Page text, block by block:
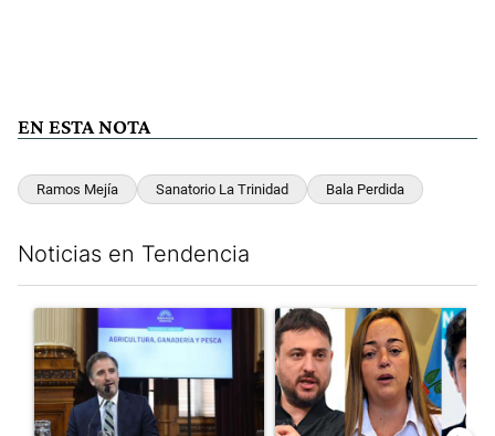
EN ESTA NOTA
Ramos Mejía Sanatorio La Trinidad Bala Perdida
Noticias en Tendencia
Un artículo de tendencia con el título "Di Tullio impugnó a
Un artículo de tendencia con